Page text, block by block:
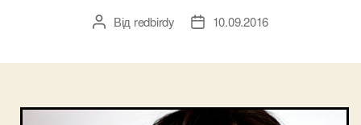
Автор
Від redbirdy
Дата10.09.2016